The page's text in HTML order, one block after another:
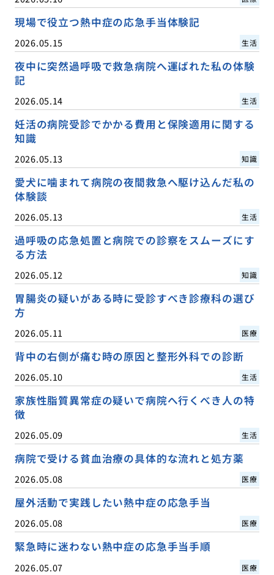
現場で役立つ熱中症の応急手当体験記
2026.05.15 生活
夜中に突然過呼吸で救急病院へ運ばれた私の体験
記
2026.05.14 生活
妊活の病院受診でかかる費用と保険適用に関する
知識
2026.05.13 知識
愛犬に噛まれて病院の夜間救急へ駆け込んだ私の
体験談
2026.05.13 生活
過呼吸の応急処置と病院での診察をスムーズにす
る方法
2026.05.12 知識
胃腸炎の疑いがある時に受診すべき診療科の選び
方
2026.05.11 医療
背中の右側が痛む時の原因と整形外科での診断
2026.05.10 生活
家族性脂質異常症の疑いで病院へ行くべき人の特
徴
2026.05.09 生活
病院で受ける貧血治療の具体的な流れと処方薬
2026.05.08 医療
屋外活動で実践したい熱中症の応急手当
2026.05.08 医療
緊急時に迷わない熱中症の応急手当手順
2026.05.07 医療